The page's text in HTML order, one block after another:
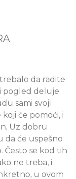
da radite
pogled deluje
sami svoji
će pomoći, i
Uz dobru
da će uspešno
Često se kod tih
ne treba, i
u ovom